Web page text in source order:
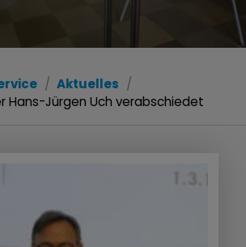
Aktuelles
Hans-Jürgen Uch verabschiedet